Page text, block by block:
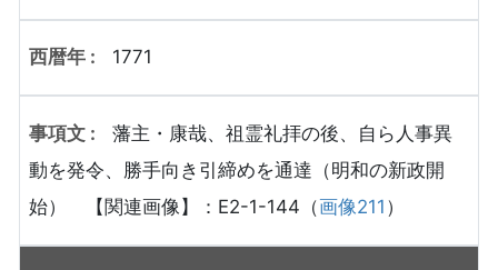
1771
藩主・康哉、祖霊礼拝の後、自ら人事異
動を発令、勝手向き引締めを通達（明和の新政開
始） 【関連画像】：E2-1-144（画像211 ）